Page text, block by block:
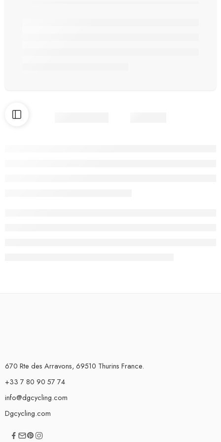
670 Rte des Arravons, 69510 Thurins France.
+33 7 80 90 57 74
info@dgcycling.com
Dgcycling.com